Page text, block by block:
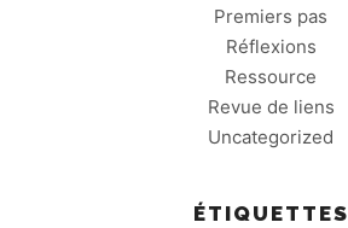
Premiers pas
Réflexions
Ressource
Revue de liens
Uncategorized
ÉTIQUETTES